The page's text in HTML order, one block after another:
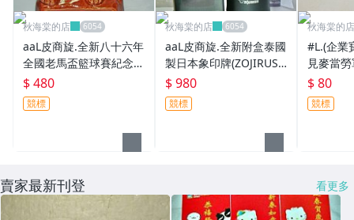
秋海棠的店
aaL皮商旋.全新八十六年
全國老馬盃籃球賽紀念風
獅爺擺飾可當筆筒!--金門
縣縣長陳水在贈!/6房樂
箱126/-P
$ 480
競標
秋海棠的店
aaL皮商旋.全新附盒泰國
製日本象印牌(ZOJIRUSH
I)0.48公升不鏽鋼黑色保
溫/保冷瓶!
$ 980
競標
秋海棠的店
#L.(企業
見麥當
-值得收
$ 80
競標
賣家最新刊登 看更多